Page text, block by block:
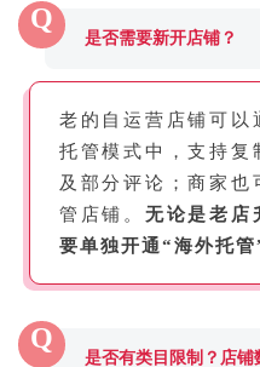
Q
是否需要新开店铺？
老的自运营店铺可以
托管模式中，支持复
及部分评论；商家也
管店铺。 无论是老店
要单独开通“海外托管
Q
是否有类目限制？店铺